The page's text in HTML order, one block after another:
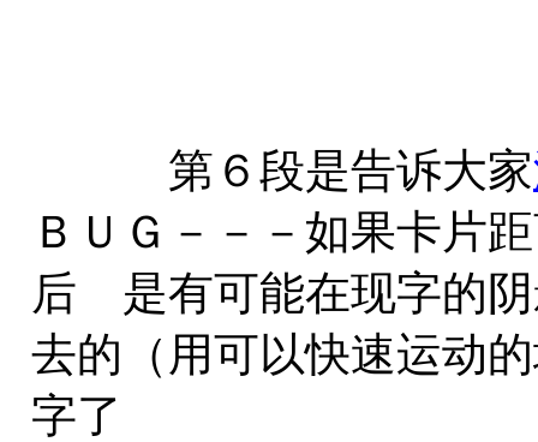
第６段是告诉大家
ＢＵＧ－－－如果卡片
后 是有可能在现字的
去的（用可以快速运动
字了